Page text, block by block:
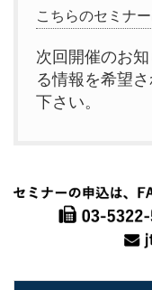
こちらのセミナ
次回開催のお
る情報を希望
下さい。